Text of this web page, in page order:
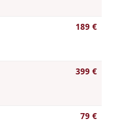
189 €
399 €
79 €